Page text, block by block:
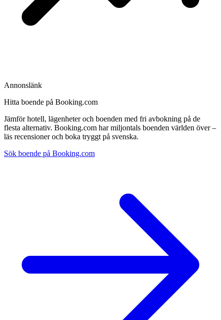
Annonslänk
Hitta boende på Booking.com
Jämför hotell, lägenheter och boenden med fri avbokning på de
flesta alternativ. Booking.com har miljontals boenden världen över –
läs recensioner och boka tryggt på svenska.
Sök boende på Booking.com